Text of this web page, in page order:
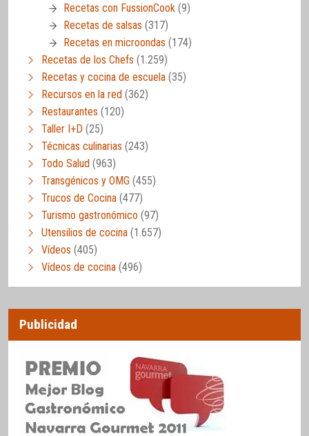
Recetas con FussionCook (9)
Recetas de salsas (317)
Recetas en microondas (174)
Recetas de los Chefs (1.259)
Recetas y cocina de escuela (35)
Recursos en la red (362)
Restaurantes (120)
Taller I+D (25)
Técnicas culinarias (243)
Todo Salud (963)
Transgénicos y OMG (455)
Trucos de Cocina (477)
Turismo gastronómico (97)
Utensilios de cocina (1.657)
Vídeos (405)
Vídeos de cocina (496)
Publicidad